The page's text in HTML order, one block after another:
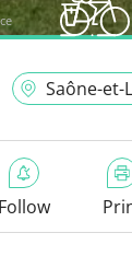
Saône-et-
Follow